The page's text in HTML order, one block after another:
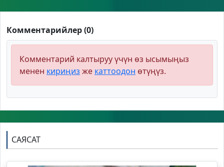
Комментарийлер (0)
Комментарий калтыруу үчүн өз ысымыңыз
менен кириңиз же каттоодон өтүңүз.
САЯСАТ